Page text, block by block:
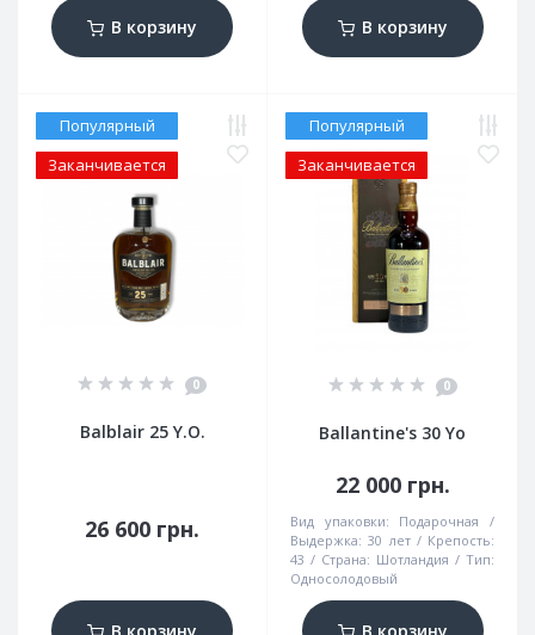
В корзину В корзину
Популярный
Заканчивается
0
Balblair 25 Y.O.
26 600 грн.
Популярный
Заканчивается
0
Ballantine's 30 Yo
22 000 грн.
Вид упаковки:
Подарочная
Выдержка: 30 лет
Крепость:
43
Страна: Шотландия
Тип:
Односолодовый